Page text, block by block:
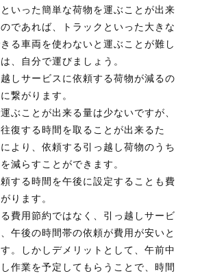
いった簡単な荷物を運ぶことが出来
であれば、トラックといった大きな
る車両を使わないと運ぶことが難し
、自分で運びましょう。
しサービスに依頼する荷物が減るの
繋がります。
ぶことが出来る量は少ないですが、
復する時間を取ることが出来るた
より、依頼する引っ越し荷物のうち
減らすことができます。
する時間を午後に設定することも費
ります。
費用節約ではなく、引っ越しサービ
午後の時間帯の依頼が費用が安いと
。しかしデメリットとして、午前中
作業を予定してもらうことで、時間